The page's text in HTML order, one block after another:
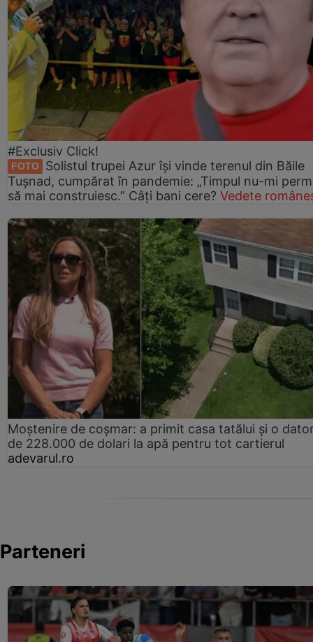
#Exclusiv Click!
FOTO
Solistul trupei Azur își vinde terenul din Băile
Tușnad, cumpărat în pandemie: „Timpul nu-mi
să mai construiesc.” Câți bani cere? Vedete
Moștenire de coșmar: a primit casa tatălui și o
de 228.000 de dolari la apă pentru tot cartierul
adevarul.ro
Parteneri